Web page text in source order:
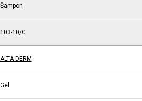
Šampon
103-10/C
ALTA-DERM
Gel